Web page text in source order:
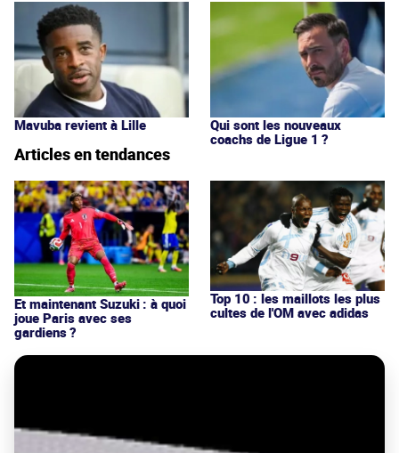
Mavuba revient à Lille
Qui sont les nouveaux
coachs de Ligue 1 ?
Articles en tendances
Et maintenant Suzuki : à quoi
joue Paris avec ses
gardiens ?
Top 10 : les maillots les plus
cultes de l'OM avec adidas